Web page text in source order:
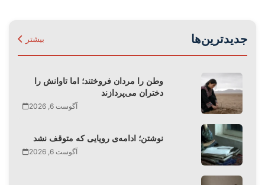
جدیدترین‌ها بیشتر
وطن را مردان فروختند؛ اما تاوانش را
دختران می‌پردازند
آگوست 6, 2026
نوشتن؛ ادامه‌ی رویایی که متوقف نشد
آگوست 6, 2026